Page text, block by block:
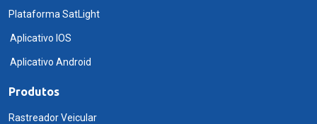
Plataforma SatLight
Aplicativo IOS
Aplicativo Android
Produtos
Rastreador Veicular